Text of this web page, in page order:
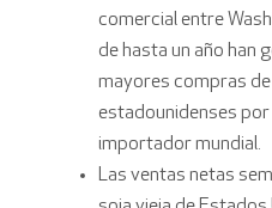
comercial entre
de hasta un año han
mayores compras
estadounidenses
importador mundial.
Las ventas netas